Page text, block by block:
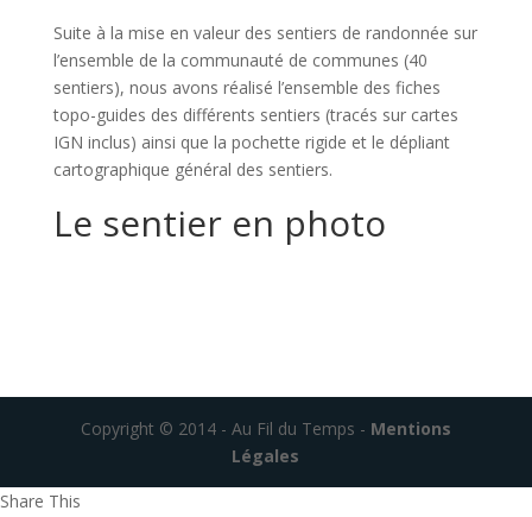
Suite à la mise en valeur des sentiers de randonnée sur
l’ensemble de la communauté de communes (40
sentiers), nous avons réalisé l’ensemble des fiches
topo-guides des différents sentiers (tracés sur cartes
IGN inclus) ainsi que la pochette rigide et le dépliant
cartographique général des sentiers.
Le sentier en photo
Copyright © 2014 - Au Fil du Temps - Mentions
Légales
Share This